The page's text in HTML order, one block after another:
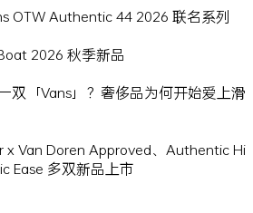
OTW Authentic 44 2026 联名系列
2026 秋季新品
双「Vans」？奢侈品为何开始爱上滑
x Van Doren Approved、Authentic Hi
Ease 多双新品上市